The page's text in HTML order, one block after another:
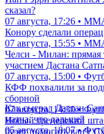
сказал?
07 августа, 17:26 •
Конору сделали
07 августа, 15:55 •
Челси - Милан: прямая
участием Дастана
07 августа, 15:00 •
КФФ похвалили за
сборной
07 августа, 14:30 •
Новый тренерский
будет помогать ван'т
Как сыграл Дастан
матча, что дальше?
05 августа, 18:07 •